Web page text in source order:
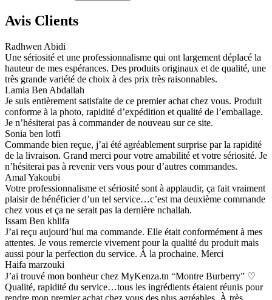
Avis Clients
Radhwen Abidi
Une sériosité et une professionnalisme qui ont largement déplacé la
hauteur de mes espérances. Des produits originaux et de qualité, une
très grande variété de choix à des prix très raisonnables.
Lamia Ben Abdallah
Je suis entièrement satisfaite de ce premier achat chez vous. Produit
conforme à la photo, rapidité d’expédition et qualité de l’emballage.
Je n’hésiterai pas à commander de nouveau sur ce site.
Sonia ben lotfi
Commande bien reçue, j’ai été agréablement surprise par la rapidité
de la livraison. Grand merci pour votre amabilité et votre sériosité. Je
n’hésiterai pas à revenir vers vous pour d’autres commandes.
Amal Yakoubi
Votre professionnalisme et sériosité sont à applaudir, ça fait vraiment
plaisir de bénéficier d’un tel service…c’est ma deuxième commande
chez vous et ça ne serait pas la dernière nchallah.
Issam Ben khlifa
J’ai reçu aujourd’hui ma commande. Elle était conformément à mes
attentes. Je vous remercie vivement pour la qualité du produit mais
aussi pour la perfection du service. À la prochaine. Merci
Haifa marzouki
J’ai trouvé mon bonheur chez MyKenza.tn “Montre Burberry” ♡
Qualité, rapidité du service…tous les ingrédients étaient réunis pour
rendre mon premier achat chez vous des plus agréables. À très